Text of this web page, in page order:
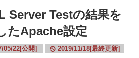
Server Testの結果を
たApache設定
05/22[公開] 2019/11/18[最終更新]